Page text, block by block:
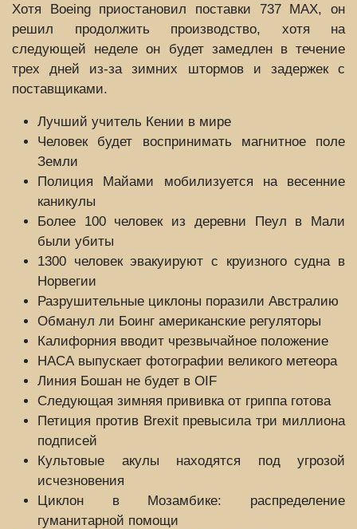
Хотя Boeing приостановил поставки 737 MAX, он
решил продолжить производство, хотя на
следующей неделе он будет замедлен в течение
трех дней из-за зимних штормов и задержек с
поставщиками.
Лучший учитель Кении в мире
Человек будет воспринимать магнитное поле
Земли
Полиция Майами мобилизуется на весенние
каникулы
Более 100 человек из деревни Пеул в Мали
были убиты
1300 человек эвакуируют с круизного судна в
Норвегии
Разрушительные циклоны поразили Австралию
Обманул ли Боинг американские регуляторы
Калифорния вводит чрезвычайное положение
НАСА выпускает фотографии великого метеора
Линия Бошан не будет в OIF
Следующая зимняя прививка от гриппа готова
Петиция против Brexit превысила три миллиона
подписей
Культовые акулы находятся под угрозой
исчезновения
Циклон в Мозамбике: распределение
гуманитарной помощи